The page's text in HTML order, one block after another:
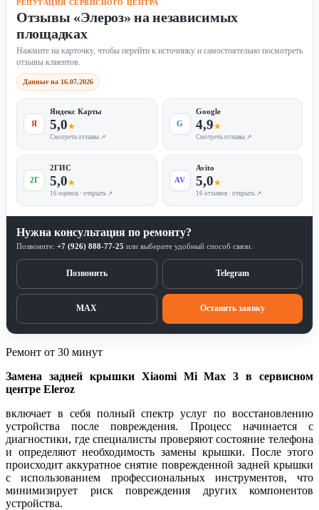
РЕПУТАЦИЯ СЕРВИСНОГО ЦЕНТРА
Отзывы «Элероз» на независимых
площадках
Нажмите на карточку, чтобы перейти к источнику и самостоятельно посмотреть
отзывы клиентов.
Данные на 16.07.2026
Я
Яндекс Карты
5,0★
Смотреть отзывы ↗
G
Google
4,9★
Смотреть отзывы ↗
2Г
2ГИС
5,0★
16 оценок · открыть ↗
AV
Avito
5,0★
16 отзывов · открыть ↗
Нужна консультация по ремонту?
Позвоните: +7 (926) 888-77-25 или выберите удобный способ связи.
Позвонить Telegram
MAX Оставить заявку
Ремонт от 30 минут
Замена задней крышки Xiaomi Mi Max 3 в сервисном
центре Eleroz
включает в себя полный спектр услуг по восстановлению
устройства после повреждения. Процесс начинается с
диагностики, где специалисты проверяют состояние телефона
и определяют необходимость замены крышки. После этого
происходит аккуратное снятие поврежденной задней крышки
с использованием профессиональных инструментов, что
минимизирует риск повреждения других компонентов
устройства.